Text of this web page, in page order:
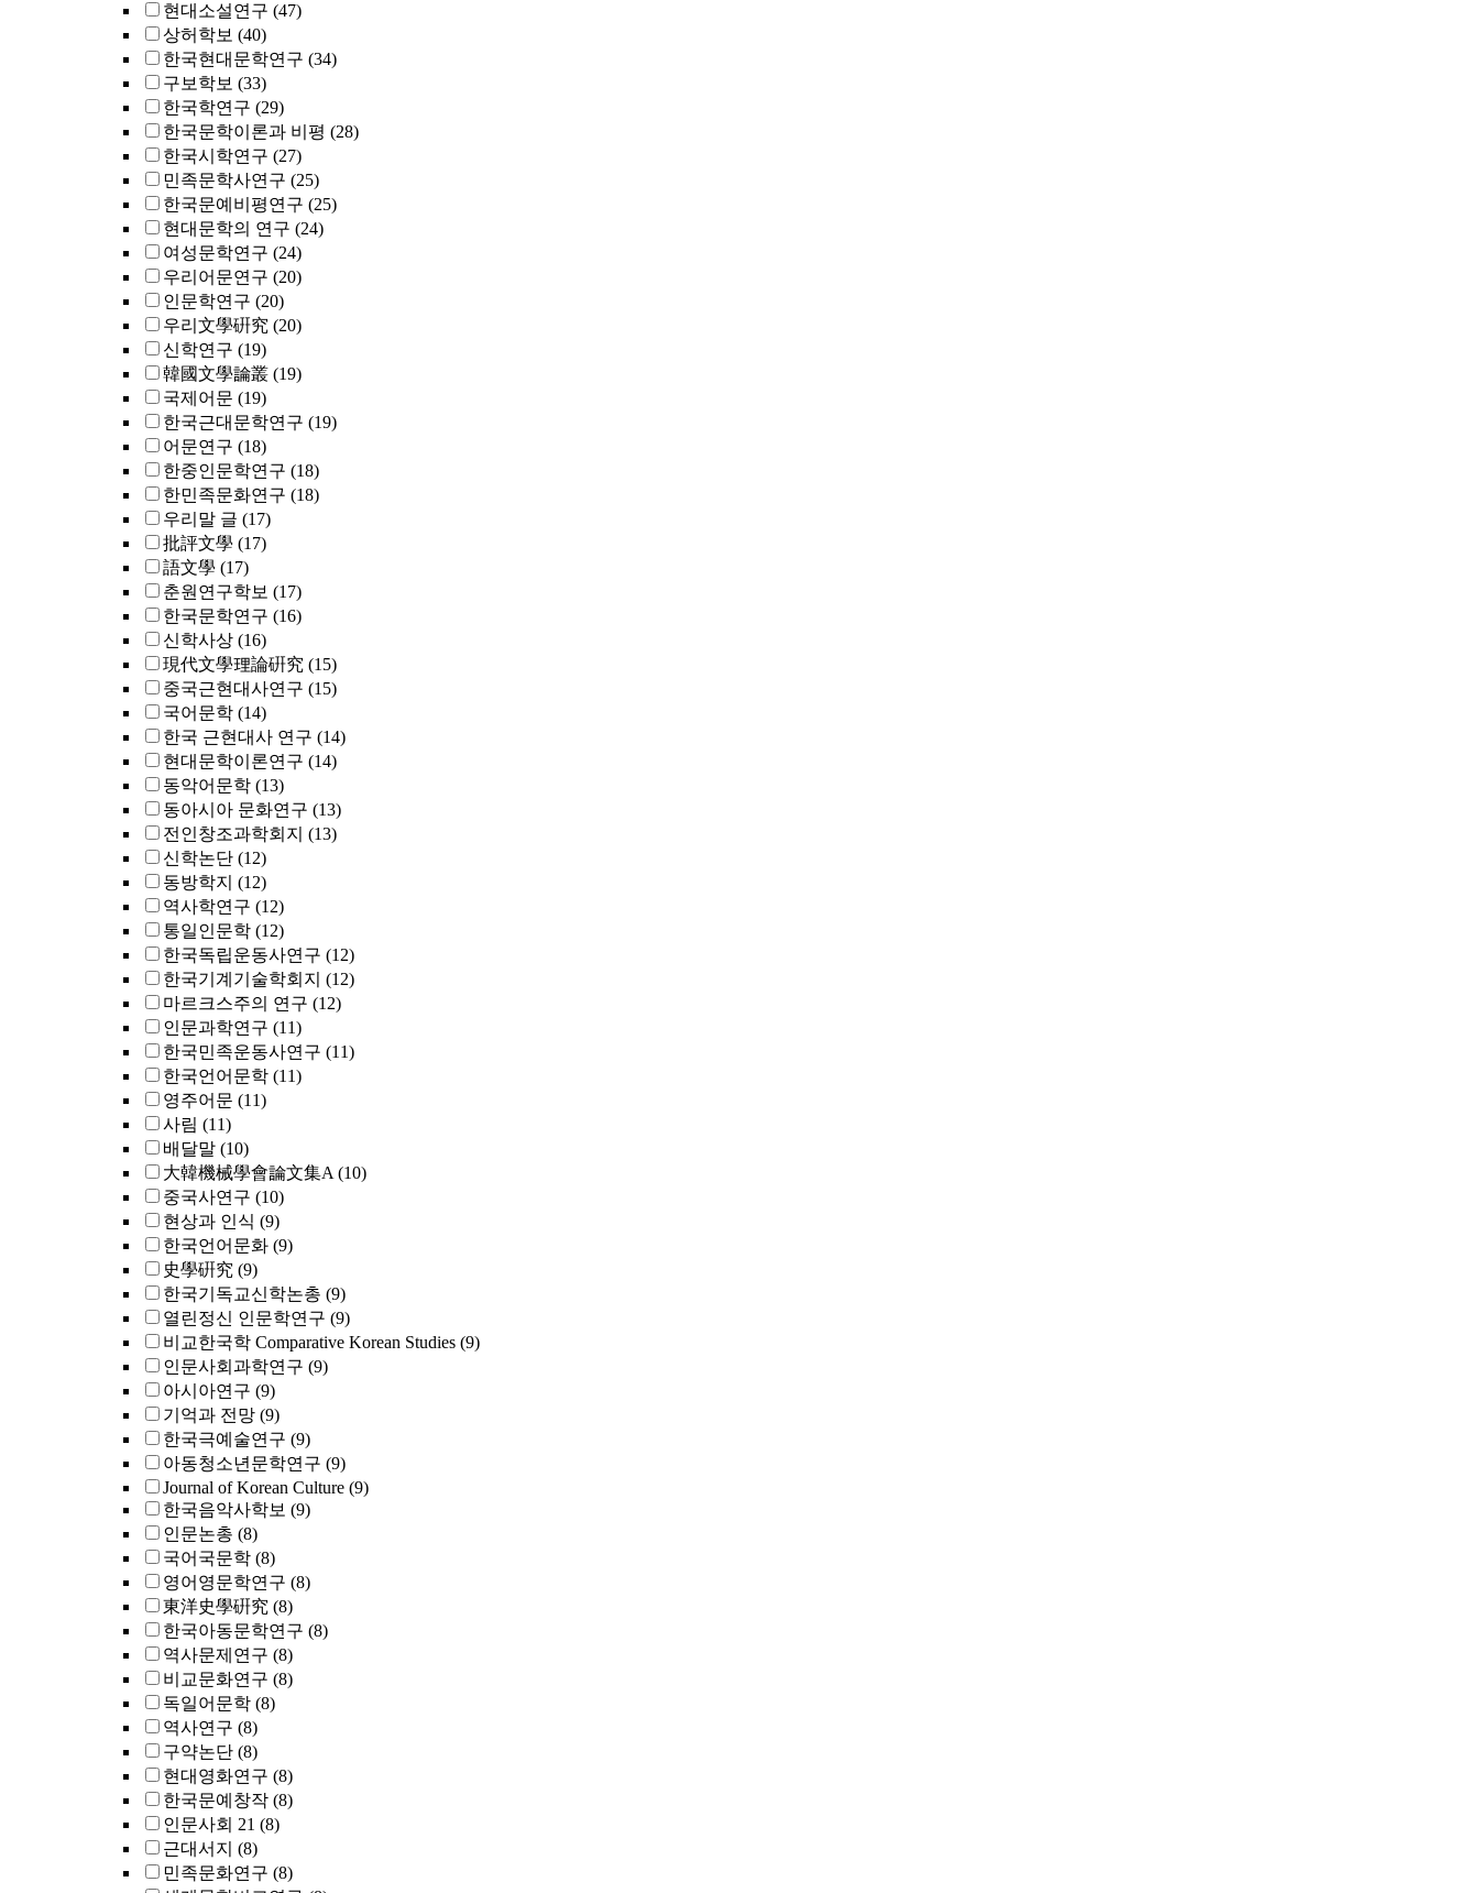
현대소설연구 (47)
상허학보 (40)
한국현대문학연구 (34)
구보학보 (33)
한국학연구 (29)
한국문학이론과 비평 (28)
한국시학연구 (27)
민족문학사연구 (25)
한국문예비평연구 (25)
현대문학의 연구 (24)
여성문학연구 (24)
우리어문연구 (20)
인문학연구 (20)
우리文學硏究 (20)
신학연구 (19)
韓國文學論叢 (19)
국제어문 (19)
한국근대문학연구 (19)
어문연구 (18)
한중인문학연구 (18)
한민족문화연구 (18)
우리말 글 (17)
批評文學 (17)
語文學 (17)
춘원연구학보 (17)
한국문학연구 (16)
신학사상 (16)
現代文學理論硏究 (15)
중국근현대사연구 (15)
국어문학 (14)
한국 근현대사 연구 (14)
현대문학이론연구 (14)
동악어문학 (13)
동아시아 문화연구 (13)
전인창조과학회지 (13)
신학논단 (12)
동방학지 (12)
역사학연구 (12)
통일인문학 (12)
한국독립운동사연구 (12)
한국기계기술학회지 (12)
마르크스주의 연구 (12)
인문과학연구 (11)
한국민족운동사연구 (11)
한국언어문학 (11)
영주어문 (11)
사림 (11)
배달말 (10)
大韓機械學會論文集A (10)
중국사연구 (10)
현상과 인식 (9)
한국언어문화 (9)
史學硏究 (9)
한국기독교신학논총 (9)
열린정신 인문학연구 (9)
비교한국학 Comparative Korean Studies (9)
인문사회과학연구 (9)
아시아연구 (9)
기억과 전망 (9)
한국극예술연구 (9)
아동청소년문학연구 (9)
Journal of Korean Culture (9)
한국음악사학보 (9)
인문논총 (8)
국어국문학 (8)
영어영문학연구 (8)
東洋史學硏究 (8)
한국아동문학연구 (8)
역사문제연구 (8)
비교문화연구 (8)
독일어문학 (8)
역사연구 (8)
구약논단 (8)
현대영화연구 (8)
한국문예창작 (8)
인문사회 21 (8)
근대서지 (8)
민족문화연구 (8)